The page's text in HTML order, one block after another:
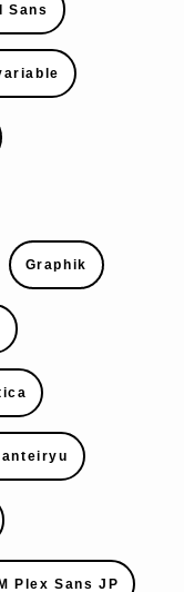
Sans
Graphik
Plex Sans JP